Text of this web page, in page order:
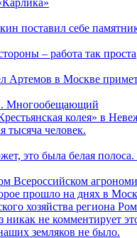
поставил себе
– работа так проста
Артемов в Москве
Многообещающий
колея» в
тысяча человек.
это была белая
Всероссийском
прошло на днях в
хозяйства региона
никак не комментирует
земляков не было.